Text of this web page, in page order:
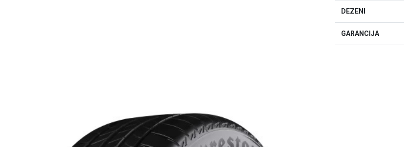
DEZENI
GARANCIJA